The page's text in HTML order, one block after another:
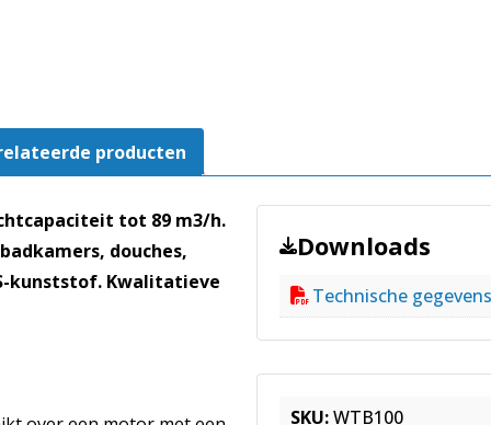
producten
tot 89 m3/h.
douches,
kunststof. Kwalitatieve
Downloads
Technische gegevens
SKU:WTB100